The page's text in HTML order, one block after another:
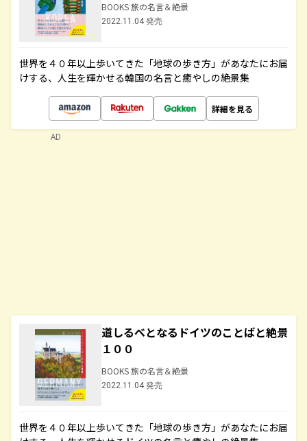
BOOKS 旅の名言＆絶景
2022.11.04 発売
世界を４０年以上歩いてきた「地球の歩き方」があなたにお届
けする、人生を輝かせる韓国の名言と癒やしの絶景集
詳細を見る
道しるべとなるドイツのことばと絶景
１００
BOOKS 旅の名言＆絶景
2022.11.04 発売
世界を４０年以上歩いてきた「地球の歩き方」があなたにお届
AD